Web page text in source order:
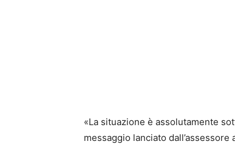
«La situazione è assolutamente
messaggio lanciato